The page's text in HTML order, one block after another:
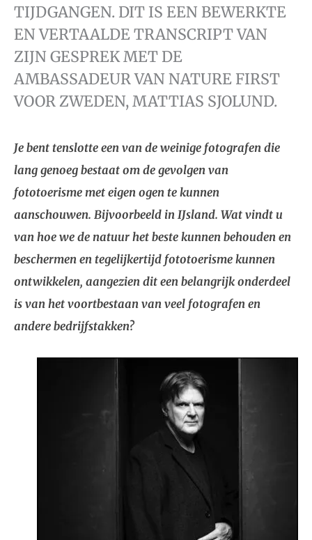
TIJDGANGEN. DIT IS EEN BEWERKTE
EN VERTAALDE TRANSCRIPT VAN
ZIJN GESPREK MET DE
AMBASSADEUR VAN NATURE FIRST
VOOR ZWEDEN, MATTIAS SJOLUND.
Je bent tenslotte een van de weinige fotografen die
lang genoeg bestaat om de gevolgen van
fototoerisme met eigen ogen te kunnen
aanschouwen. Bijvoorbeeld in IJsland. Wat vindt u
van hoe we de natuur het beste kunnen behouden en
beschermen en tegelijkertijd fototoerisme kunnen
ontwikkelen, aangezien dit een belangrijk onderdeel
is van het voortbestaan van veel fotografen en
andere bedrijfstakken?